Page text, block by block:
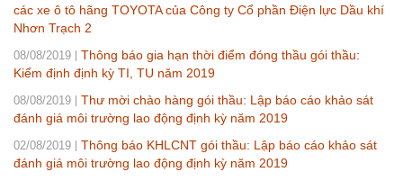
các xe ô tô hãng TOYOTA của Công ty Cổ phần Điện lực Dầu khí
Nhơn Trạch 2
08/08/2019
Thông báo gia hạn thời điểm đóng thầu gói thầu:
Kiểm định định kỳ TI, TU năm 2019
08/08/2019
Thư mời chào hàng gói thầu: Lập báo cáo khảo sát
đánh giá môi trường lao động định kỳ năm 2019
02/08/2019
Thông báo KHLCNT gói thầu: Lập báo cáo khảo sát
đánh giá môi trường lao động định kỳ năm 2019